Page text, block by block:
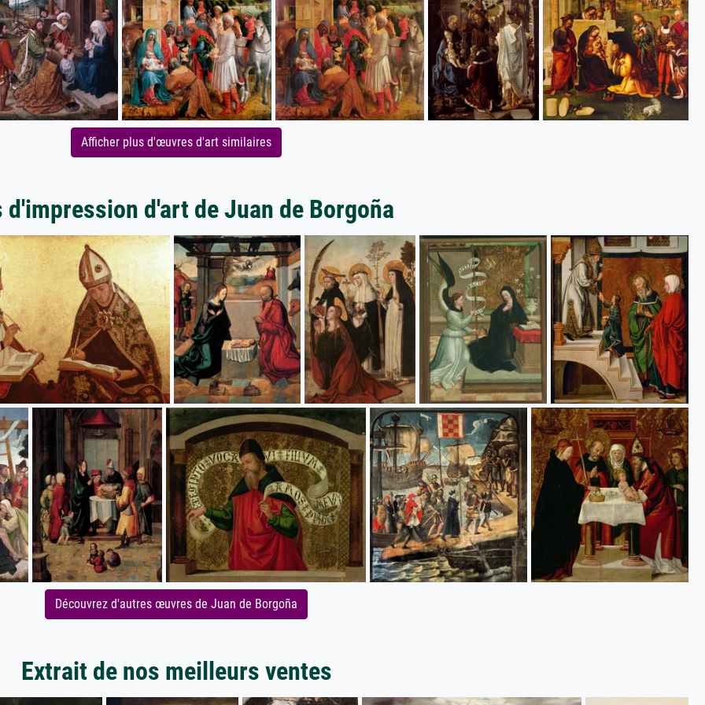
Afficher plus d'œuvres d'art similaires
d'impression d'art de Juan de Borgoña
Découvrez d'autres œuvres de Juan de Borgoña
Extrait de nos meilleurs ventes